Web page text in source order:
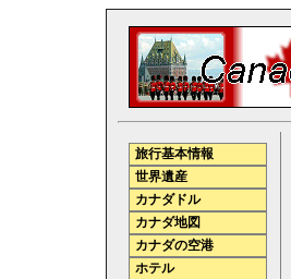
旅行基本情報
世界遺産
カナダドル
カナダ地図
カナダの空港
ホテル